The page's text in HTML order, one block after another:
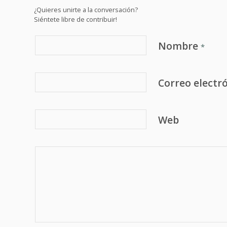
¿Quieres unirte a la conversación?
Siéntete libre de contribuir!
Nombre *
Correo
Web